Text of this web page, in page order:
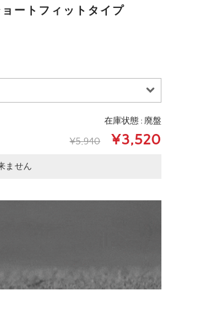
ートフィットタイプ
在庫状態 : 廃盤
¥5,940 ¥3,520
ません